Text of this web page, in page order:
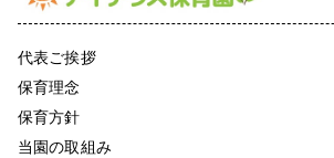
代表ご挨拶
保育理念
保育方針
当園の取組み